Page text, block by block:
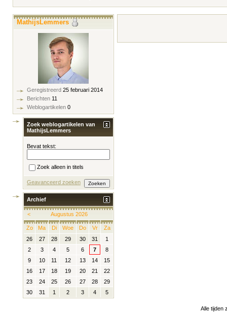
MathijsLemmers
Geregistreerd 25 februari 2014
Berichten 11
Weblogartikelen 0
Zoek weblogartikelen van
MathijsLemmers
Bevat tekst:
Zoek alleen in titels
Geavanceerd zoeken
Archief
< Augustus 2026
Zo Ma Di Woe Do Vr
Za
26
27 28 29 30 31
1
2
3 4 5 6 7
8
9
10 11 12 13 14
15
16
17 18 19 20 21
22
23
24 25 26 27 28
29
30
31 1 2 3 4 5
Alle tijden